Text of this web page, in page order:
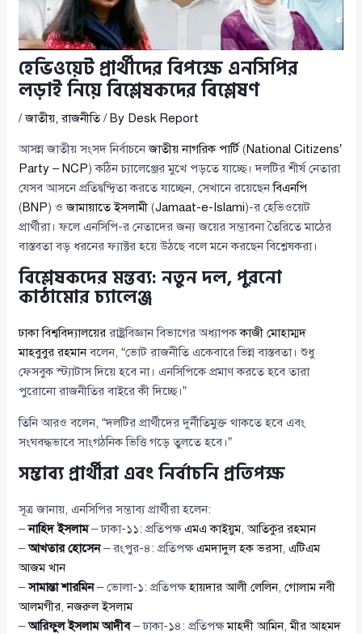
হেভিওয়েট প্রার্থীদের বিপক্ষে এনসিপির
লড়াই নিয়ে বিশ্লেষকদের বিশ্লেষণ
/জাতীয়,রাজনীতি/ By Desk Report
আসন্ন জাতীয় সংসদ নির্বাচনেজাতীয় নাগরিক পার্টি (National Citizens’
Party – NCP) কঠিন চ্যালেঞ্জের মুখে পড়তে যাচ্ছে। দলটির শীর্ষ নেতারা
যেসব আসনে প্রতিদ্বন্দ্বিতা করতে যাচ্ছেন, সেখানে রয়েছেনবিএনপি
(BNP) ওজামায়াতে ইসলামী (Jamaat-e-Islami)-র হেভিওয়েট
প্রার্থীরা। ফলে এনসিপি-র নেতাদের জন্য জয়ের সম্ভাবনা তৈরিতে মাঠের
বাস্তবতা বড় ধরনের ফ্যাক্টর হয়ে উঠছে বলে মনে করছেন বিশ্লেষকরা।
বিশ্লেষকদের মন্তব্য: নতুন দল, পুরনো
কাঠামোর চ্যালেঞ্জ
ঢাকা বিশ্ববিদ্যালয়েররাষ্ট্রবিজ্ঞান বিভাগের অধ্যাপককাজী মোহাম্মদ
মাহবুবুর রহমানবলেন, “ভোট রাজনীতি একেবারে ভিন্ন বাস্তবতা। শুধু
ফেসবুক স্ট্যাটাস দিয়ে হবে না। এনসিপিকে প্রমাণ করতে হবে তারা
পুরোনো রাজনীতির বাইরে কী দিচ্ছে।”
তিনি আরও বলেন, “দলটির প্রার্থীদের দুর্নীতিমুক্ত থাকতে হবে এবং
সংঘবদ্ধভাবে সাংগঠনিক ভিত্তি গড়ে তুলতে হবে।”
সম্ভাব্য প্রার্থীরা এবং নির্বাচনি প্রতিপক্ষ
সূত্র জানায়, এনসিপির সম্ভাব্য প্রার্থীরা হলেন:
–নাহিদ ইসলাম– ঢাকা-১১: প্রতিপক্ষএমএ কাইয়ুম,আতিকুর রহমান
–আখতার হোসেন– রংপুর-৪: প্রতিপক্ষএমদাদুল হক ভরসা,এটিএম
আজম খান
–সামান্তা শারমিন– ভোলা-১: প্রতিপক্ষহায়দার আলী লেলিন,গোলাম নবী
আলমগীর,নজরুল ইসলাম
–আরিফুল ইসলাম আদীব– ঢাকা-১৪: প্রতিপক্ষমাহদী আমিন,মীর আহমদ